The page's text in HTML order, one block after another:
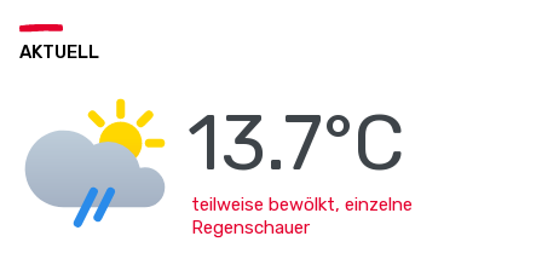
AKTUELL
13.7°C
teilweise bewölkt, einzelne
Regenschauer